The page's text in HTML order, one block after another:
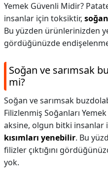
Yemek Güvenli Midir?
insanlar için toksiktir,
Bu yüzden ürünlerinizden
gördüğünüzde
Soğan ve sarımsak
mi?
Soğan ve sarımsak
Filizlenmiş Soğanları
aksine, olgun bitki insanlar
kısımları yenebilir. Bu
filizler çıktığını
yok.